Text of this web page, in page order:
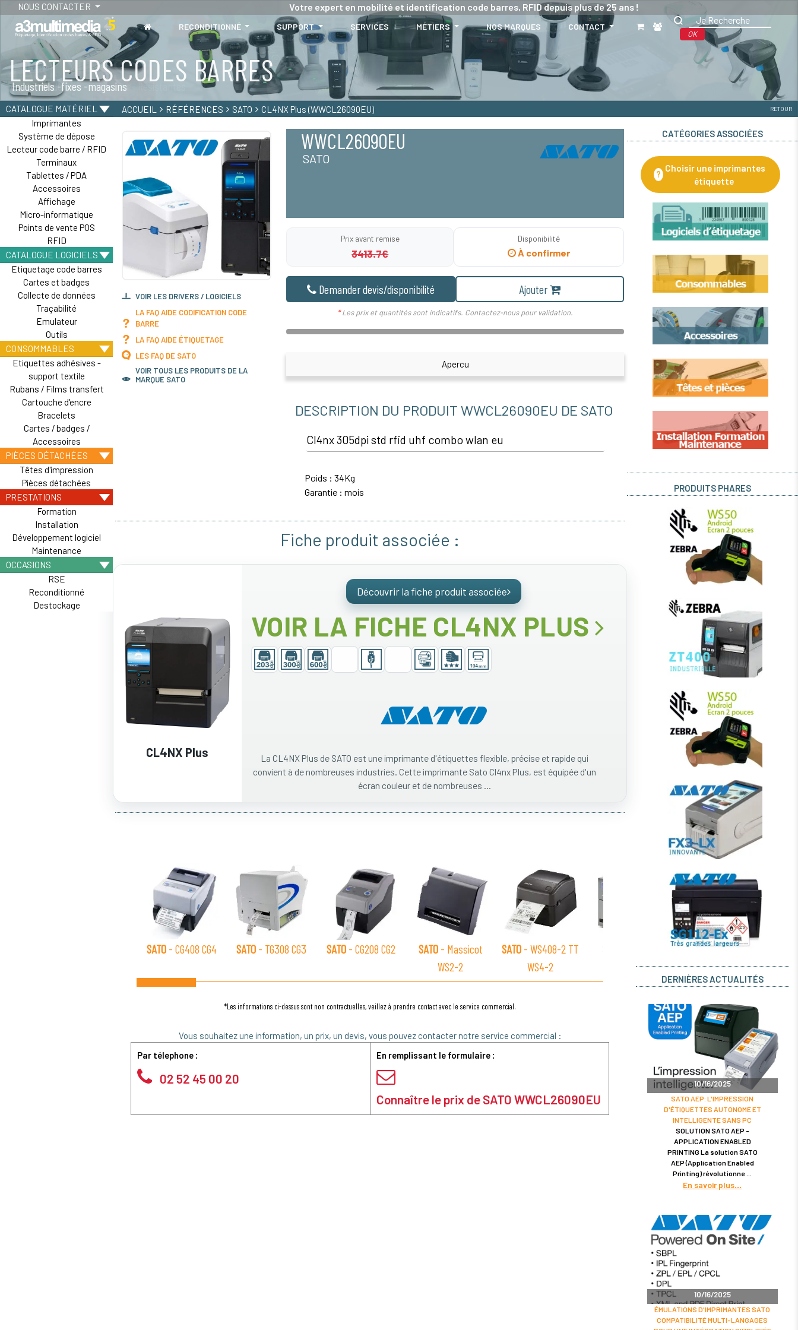
NOUS CONTACTER Votre expert en mobilité et identification code barres, RFID depuis plus de 25 ans !
RECONDITIONNÉ SUPPORT SERVICES MÉTIERS NOS MARQUES CONTACT
OK
LECTEURS CODES BARRES
Industriels -fixes -magasins
TABLETTES
Tablettes durcies - étanches - Résistantes
CATALOGUE MATÉRIEL
Imprimantes
Système de dépose
Lecteur code barre / RFID
Terminaux
Tablettes / PDA
Accessoires
Affichage
Micro-informatique
Points de vente POS
RFID
CATALOGUE LOGICIELS
Etiquetage code barres
Cartes et badges
Collecte de données
Traçabilité
Emulateur
Outils
CONSOMMABLES
Etiquettes adhésives -
support textile
Rubans / Films transfert
Cartouche d'encre
Bracelets
Cartes / badges /
Accessoires
PIÈCES DÉTACHÉES
Têtes d'impression
Pièces détachées
PRESTATIONS
Formation
Installation
Développement logiciel
Maintenance
OCCASIONS
RSE
Reconditionné
Destockage
ACCUEIL RÉFÉRENCES SATO CL4NX Plus (WWCL26090EU) RETOUR
VOIR LES DRIVERS / LOGICIELS
LA FAQ AIDE CODIFICATION CODE
BARRE
LA FAQ AIDE ÉTIQUETAGE
LES FAQ DE SATO
VOIR TOUS LES PRODUITS DE LA
MARQUE SATO
WWCL26090EU
SATO
Prix avant remise
3413.7€
Disponibilité
À confirmer
Demander devis/disponibilité Ajouter
*Les prix et quantités sont indicatifs. Contactez-nous pour validation.
Apercu
DESCRIPTION DU PRODUIT WWCL26090EU DE SATO
Cl4nx 305dpi std rfid uhf combo wlan eu
Poids : 34Kg
Garantie : mois
Fiche produit associée :
CL4NX Plus
Découvrir la fiche produit associée
VOIR LA FICHE CL4NX PLUS
La CL4NX Plus de SATO est une imprimante d'étiquettes flexible, précise et rapide qui
convient à de nombreuses industries. Cette imprimante Sato Cl4nx Plus, est équipée d'un
écran couleur et de nombreuses ...
SATO- CG408 CG4 SATO- TG308 CG3 SATO- CG208 CG2 SATO- Massicot
WS2-2
SATO- WS408-2 TT
WS4-2
SATO SATO- WS412-2 TD
WS4-2
*Les informations ci-dessus sont non contractuelles, veillez à prendre contact avec le service commercial.
Vous souhaitez une information, un prix, un devis, vous pouvez contacter notre service commercial :
Par télephone :
02 52 45 00 20
En remplissant le formulaire :
Connaître le prix de SATO WWCL26090EU
CATÉGORIES ASSOCIÉES
?
Choisir une imprimantes
étiquette
PRODUITS PHARES
DERNIÈRES ACTUALITÉS
10/16/2025
SATO AEP: L'IMPRESSION
D'ÉTIQUETTES AUTONOME ET
INTELLIGENTE SANS PC
SOLUTION SATO AEP -
APPLICATION ENABLED
PRINTING La solution SATO
AEP (Application Enabled
Printing) révolutionne
En savoir plus
10/16/2025
ÉMULATIONS D'IMPRIMANTES SATO
COMPATIBILITÉ MULTI-LANGAGES